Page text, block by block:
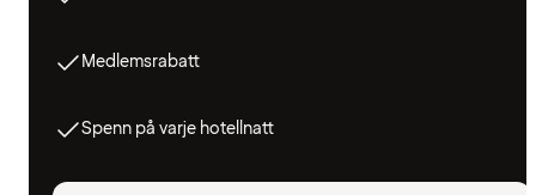
Medlemsrabatt
Spenn på varje hotellnatt